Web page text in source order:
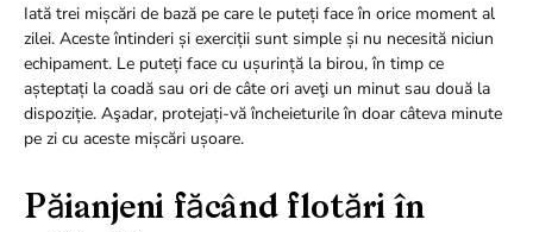
Iată trei mișcări de bază pe care le puteți face în orice moment al
zilei. Aceste întinderi și exerciții sunt simple și nu necesită niciun
echipament. Le puteți face cu ușurință la birou, în timp ce
așteptați la coadă sau ori de câte ori aveţi un minut sau două la
dispoziție. Aşadar, protejați-vă încheieturile în doar câteva minute
pe zi cu aceste mișcări ușoare.
Păianjeni făcând flotări în